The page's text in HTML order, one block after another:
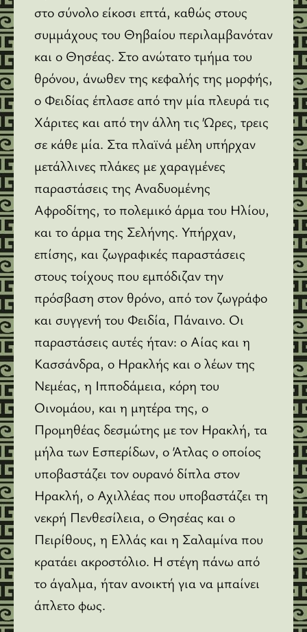
στο σύνολο είκοσι επτά, καθώς στους
συμμάχους του Θηβαίου περιλαμβανόταν
και ο Θησέας. Στο ανώτατο τμήμα του
θρόνου, άνωθεν της κεφαλής της μορφής,
ο Φειδίας έπλασε από την μία πλευρά τις
Χάριτες και από την άλλη τις Ώρες, τρεις
σε κάθε μία. Στα πλαϊνά μέλη υπήρχαν
μετάλλινες πλάκες με χαραγμένες
παραστάσεις της Αναδυομένης
Αφροδίτης, το πολεμικό άρμα του Ηλίου,
και το άρμα της Σελήνης. Υπήρχαν,
επίσης, και ζωγραφικές παραστάσεις
στους τοίχους που εμπόδιζαν την
πρόσβαση στον θρόνο, από τον ζωγράφο
και συγγενή του Φειδία, Πάναινο. Οι
παραστάσεις αυτές ήταν: ο Αίας και η
Κασσάνδρα, ο Ηρακλής και ο λέων της
Νεμέας, η Ιπποδάμεια, κόρη του
Οινομάου, και η μητέρα της, ο
Προμηθέας δεσμώτης με τον Ηρακλή, τα
μήλα των Εσπερίδων, ο Άτλας ο οποίος
υποβαστάζει τον ουρανό δίπλα στον
Ηρακλή, ο Αχιλλέας που υποβαστάζει τη
νεκρή Πενθεσίλεια, ο Θησέας και ο
Πειρίθους, η Ελλάς και η Σαλαμίνα που
κρατάει ακροστόλιο. Η στέγη πάνω από
το άγαλμα, ήταν ανοικτή για να μπαίνει
άπλετο φως.